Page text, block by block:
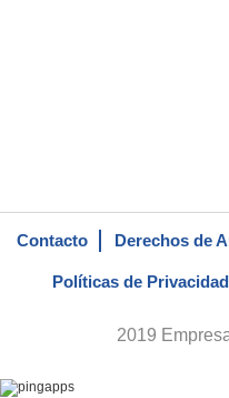
Contacto Derechos de
Políticas de Privacidad
2019